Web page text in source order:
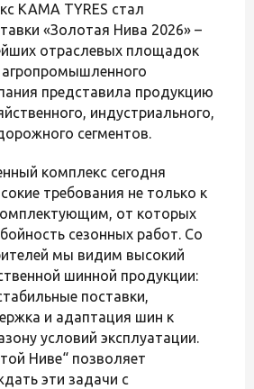
KAMA TYRES стал
«Золотая Нива 2026» –
отраслевых площадок
представила продукцию
индустриального,
сегментов.
комплекс сегодня
требования не только к
от которых
сезонных работ. Со
мы видим высокий
шинной продукции:
поставки,
и адаптация шин к
условий эксплуатации.
Ниве“ позволяет
эти задачи с